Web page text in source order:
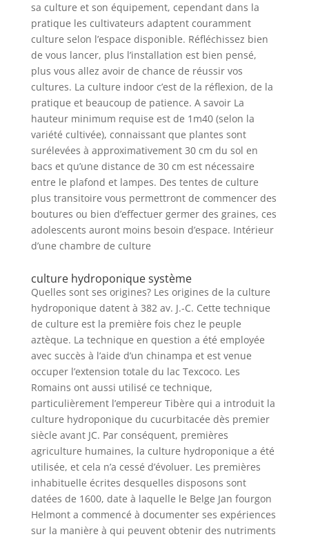
sa culture et son équipement, cependant dans la
pratique les cultivateurs adaptent couramment
culture selon l’espace disponible. Réfléchissez bien
de vous lancer, plus l’installation est bien pensé,
plus vous allez avoir de chance de réussir vos
cultures. La culture indoor c’est de la réflexion, de la
pratique et beaucoup de patience. A savoir La
hauteur minimum requise est de 1m40 (selon la
variété cultivée), connaissant que plantes sont
surélevées à approximativement 30 cm du sol en
bacs et qu’une distance de 30 cm est nécessaire
entre le plafond et lampes. Des tentes de culture
plus transitoire vous permettront de commencer des
boutures ou bien d’effectuer germer des graines, ces
adolescents auront moins besoin d’espace. Intérieur
d’une chambre de culture
culture hydroponique système
Quelles sont ses origines? Les origines de la culture
hydroponique datent à 382 av. J.-C. Cette technique
de culture est la première fois chez le peuple
aztèque. La technique en question a été employée
avec succès à l’aide d’un chinampa et est venue
occuper l’extension totale du lac Texcoco. Les
Romains ont aussi utilisé ce technique,
particulièrement l’empereur Tibère qui a introduit la
culture hydroponique du cucurbitacée dès premier
siècle avant JC. Par conséquent, premières
agriculture humaines, la culture hydroponique a été
utilisée, et cela n’a cessé d’évoluer. Les premières
inhabituelle écrites desquelles disposons sont
datées de 1600, date à laquelle le Belge Jan fourgon
Helmont a commencé à documenter ses expériences
sur la manière à qui peuvent obtenir des nutriments